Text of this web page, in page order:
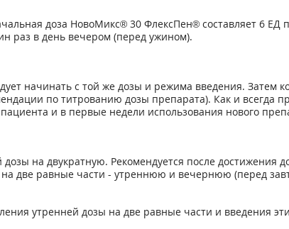
доза НовоМикс® 30 ФлексПен® составляет 6 ЕД
раз в день вечером (перед ужином).
начинать с той же дозы и режима введения. Затем
по титрованию дозы препарата). Как и всегда
и в первые недели использования нового
на двукратную. Рекомендуется после достижения
две равные части - утреннюю и вечернюю (перед
утренней дозы на две равные части и введения